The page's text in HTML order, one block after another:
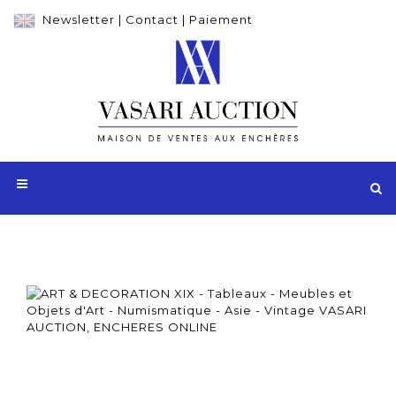
Newsletter | Contact | Paiement